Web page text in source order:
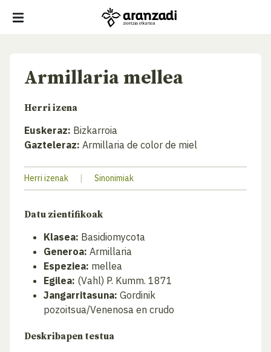
Armillaria mellea
Herri izena
Euskeraz: Bizkarroia
Gazteleraz: Armillaria de color de miel
Herri izenak | Sinonimiak
Datu zientifikoak
Klasea: Basidiomycota
Generoa: Armillaria
Espeziea: mellea
Egilea: (Vahl) P. Kumm. 1871
Jangarritasuna: Gordinik
pozoitsua/Venenosa en crudo
Deskribapen testua